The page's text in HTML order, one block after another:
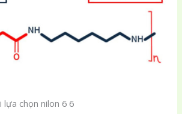
lựa chọn nilon 6 6